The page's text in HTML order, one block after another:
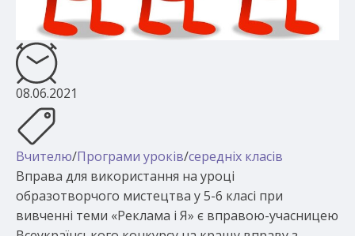
08.06.2021
Вчителю/Програми уроків/середніх класів
Вправа для використання на уроці
образотворчого мистецтва у 5-6 класі при
вивченні теми «Реклама і Я» є вправою-учасницею